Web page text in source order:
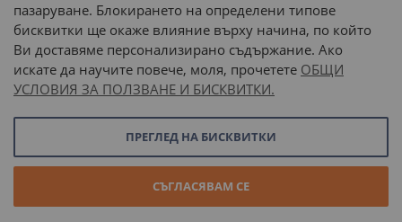
Доставка до адрес с:
или
наш транспорт
Онлайн магазин отStenik
пазаруване. Блокирането на определени типове
бисквитки ще окаже влияние върху начина, по който
Ви доставяме персонализирано съдържание. Ако
искате да научите повече, моля, прочетете ОБЩИ
УСЛОВИЯ ЗА ПОЛЗВАНЕ И БИСКВИТКИ.
СЪГЛАСЯВАМ СЕ
ПРЕГЛЕД НА БИСКВИТКИ